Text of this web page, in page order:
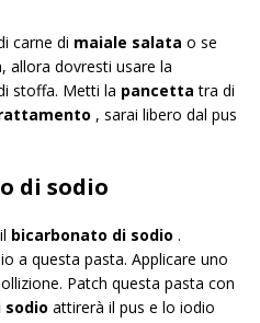
carne di maiale salata o se
allora dovresti usare la
stoffa. Metti la pancetta tra di
, sarai libero dal pus
di sodio
bicarbonato di sodio .
a questa pasta. Applicare uno
Patch questa pasta con
sodio attirerà il pus e lo iodio